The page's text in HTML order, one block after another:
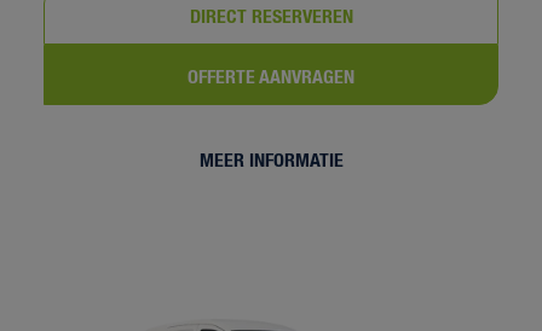
DIRECT RESERVEREN
OFFERTE AANVRAGEN
MEER INFORMATIE